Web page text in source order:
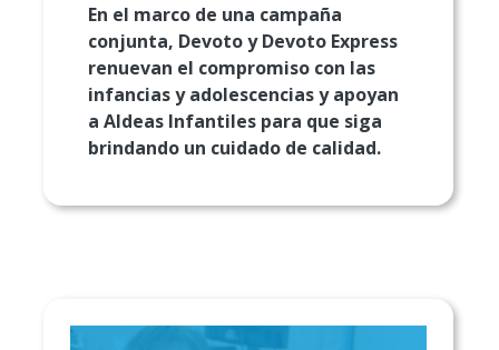
En el marco de una campaña
conjunta, Devoto y Devoto Express
renuevan el compromiso con las
infancias y adolescencias y apoyan
a Aldeas Infantiles para que siga
brindando un cuidado de calidad.